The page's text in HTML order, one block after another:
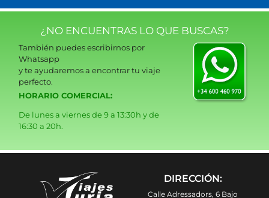
¿NO ENCUENTRAS LO QUE BUSCAS?
También puedes escribirnos por
Whatsapp
y te ayudaremos a encontrar tu viaje
perfecto.
HORARIO COMERCIAL:
De lunes a viernes de 9 a 13:30h y de
16:30 a 20h.
DIRECCIÓN:
Calle Adressadors, 6 Bajo